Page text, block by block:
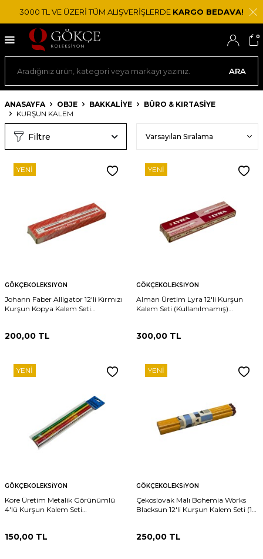
3000 TL VE ÜZERİ TÜM ALIŞVERİŞLERDE KARGO BEDAVA!
ARA
0
ANASAYFA OBJE BAKKALIYE
BÜRO & KIRTASIYE
KURŞUN KALEM
Filtre
YENI
GÖKÇEKOLEKSIYON
Johann Faber Alligator 12'li Kırmızı
Kurşun Kopya Kalem Seti
200,00 TL
YENI
GÖKÇEKOLEKSIYON
Alman Üretim Lyra 12'li Kurşun
Kalem Seti (Kullanılmamış)
300,00 TL
YENI
GÖKÇEKOLEKSIYON
Kore Üretim Metalik Görünümlü
4'lü Kurşun Kalem Seti
150,00 TL
YENI
GÖKÇEKOLEKSIYON
Çekoslovak Malı Bohemia Works
Blacksun 12'li Kurşun Kalem Seti (1
250,00 TL